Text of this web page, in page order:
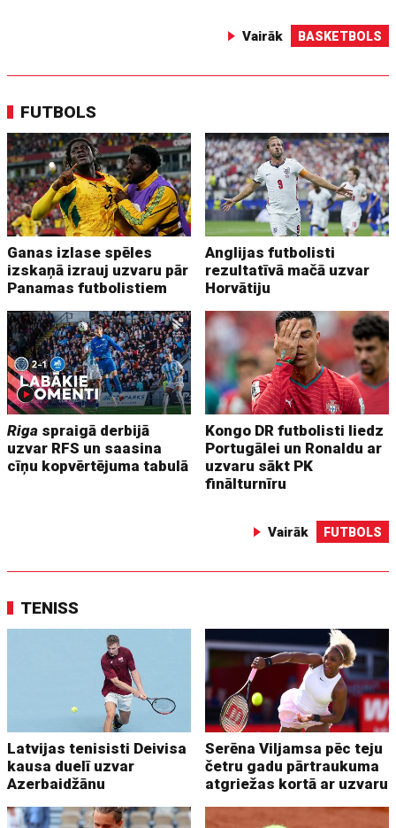
Vairāk BASKETBOLS
FUTBOLS
Ganas izlase spēles
izskaņā izrauj uzvaru pār
Panamas futbolistiem
Anglijas futbolisti
rezultatīvā mačā uzvar
Horvātiju
Riga spraigā derbijā
uzvar RFS un saasina
cīņu kopvērtējuma tabulā
Kongo DR futbolisti liedz
Portugālei un Ronaldu ar
uzvaru sākt PK
finālturnīru
Vairāk FUTBOLS
TENISS
Latvijas tenisisti Deivisa
kausa duelī uzvar
Azerbaidžānu
Serēna Viljamsa pēc teju
četru gadu pārtraukuma
atgriežas kortā ar uzvaru